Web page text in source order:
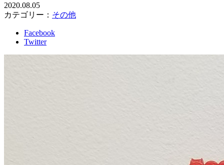
2020.08.05
カテゴリー： その他
Facebook
Twitter